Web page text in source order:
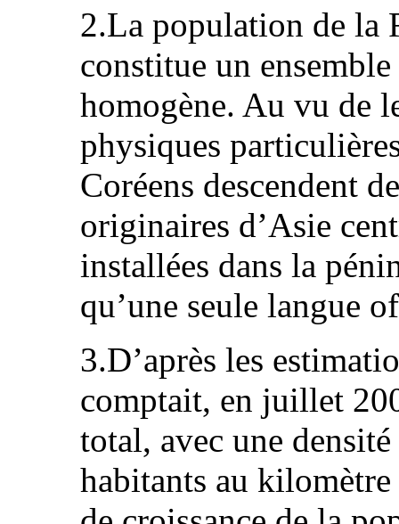
2.La population de la
constitue un
homogène. Au vu de
physiques
Coréens descendent
originaires d’Asie
installées dans la
qu’une seule langue
3.D’après les
comptait, en juillet
total, avec une
habitants au